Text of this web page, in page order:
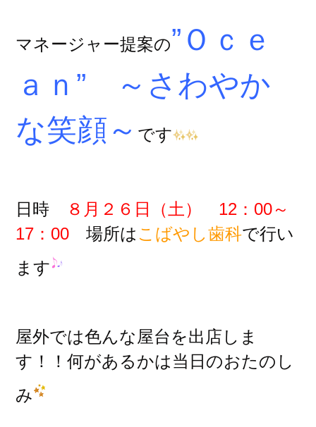
マネージャー提案の”Ｏｃｅ
ａｎ” ～さわやか
な笑顔～ です
日時
８月２６日（土） 12：00～
17：00場所はこばやし歯科で行い
ます
屋外では色んな屋台を出店しま
す！！何があるかは当日のおたのし
み